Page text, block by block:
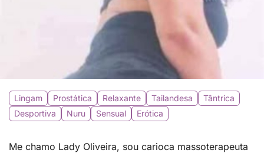
Lingam Prostática Relaxante Tailandesa
Tântrica
Desportiva
Nuru Sensual Erótica
Me chamo Lady Oliveira, sou carioca massoterapeuta